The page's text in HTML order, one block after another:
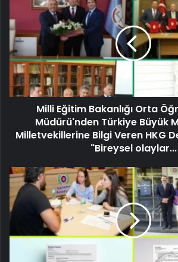
Milli Eğitim Bakanlığı Orta
Müdürü'nden Türkiye Büyük
Milletvekillerine Bilgi Veren HKG
"Bireysel olaylar...